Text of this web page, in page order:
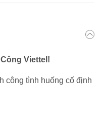
Viettel!
công tình huống cố định